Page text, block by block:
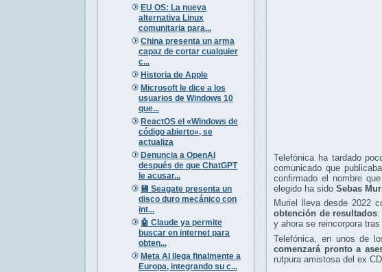
EU OS: La nueva
alternativa Linux
comunitaria para...
China presenta un arma
capaz de cortar cualquier
c...
Historia de Apple
Microsoft le dice a los
usuarios de Windows 10
que...
ReactOS el «Windows de
código abierto», se
actualiza
Denuncia a OpenAI
después de que ChatGPT
le acusar...
💾 Seagate presenta un
disco duro mecánico con
int...
🤖 Claude ya permite
buscar en internet para
obten...
Meta AI llega finalmente a
Europa, integrando su c...
Telefónica ha tardado
comunicado que
confirmado el nombre
elegido ha sido Sebas
Muriel lleva desde 2022
obtención de resultados.
y ahora se reincorpora
Telefónica, en unos de
comenzará pronto a
rutpura amistosa del ex